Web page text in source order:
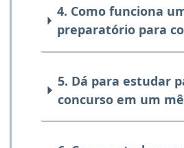
4. Como funciona
preparatório para
5. Dá para estudar
concurso em um